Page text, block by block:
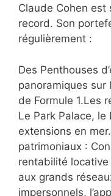
Claude Cohen
record. Son
régulièrement :
Des Penthouses
panoramiques
de Formule 1.Les
Le Park Palace,
extensions en
patrimoniaux :
rentabilité
aux grands
impersonnels,